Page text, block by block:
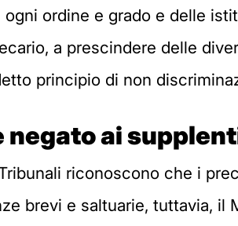
ordine e grado e delle
a prescindere delle
principio di non
ai
riconoscono che i
brevi e saltuarie, tuttavia, il